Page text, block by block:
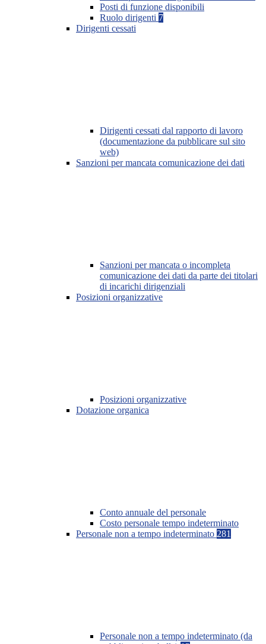
Posti di funzione disponibili
Ruolo dirigenti 7
Dirigenti cessati
Dirigenti cessati dal rapporto di lavoro
(documentazione da pubblicare sul sito
web)
Sanzioni per mancata comunicazione dei dati
Sanzioni per mancata o incompleta
comunicazione dei dati da parte dei titolari
di incarichi dirigenziali
Posizioni organizzative
Posizioni organizzative
Dotazione organica
Conto annuale del personale
Costo personale tempo indeterminato
Personale non a tempo indeterminato 281
Personale non a tempo indeterminato (da